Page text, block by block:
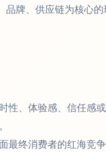
品牌、供应链为核心
、体验感、信任感或
最终消费者的红海竞争